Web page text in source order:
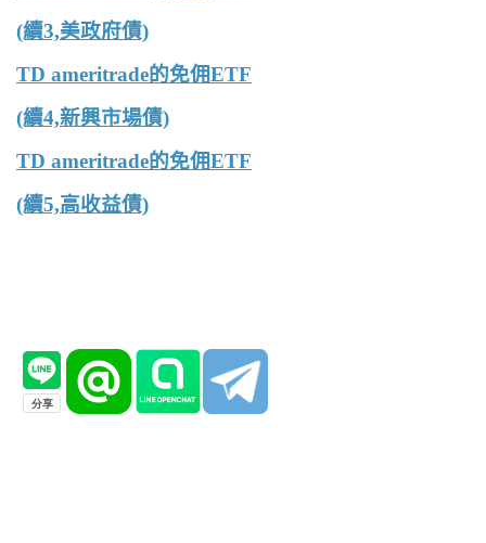
(續3,美政府債)
TD ameritrade的免佣ETF
(續4,新興市場債)
TD ameritrade的免佣ETF
(續5,高收益債)